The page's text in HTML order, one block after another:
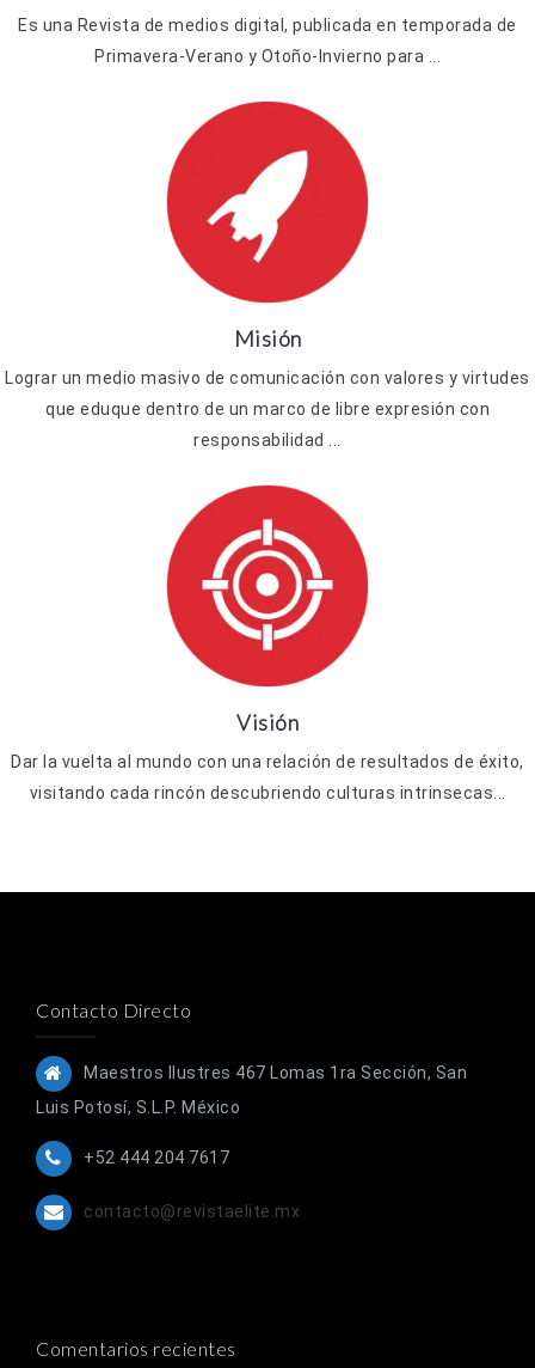
Es una Revista de medios digital, publicada en temporada de
Primavera-Verano y Otoño-Invierno para ...
Misión
Lograr un medio masivo de comunicación con valores y virtudes
que eduque dentro de un marco de libre expresión con
responsabilidad ...
Visión
Dar la vuelta al mundo con una relación de resultados de éxito,
visitando cada rincón descubriendo culturas intrinsecas...
Contacto Directo
Maestros Ilustres 467 Lomas 1ra Sección, San
Luis Potosí, S.L.P. México
+52 444 204 7617
contacto@revistaelite.mx
Comentarios recientes